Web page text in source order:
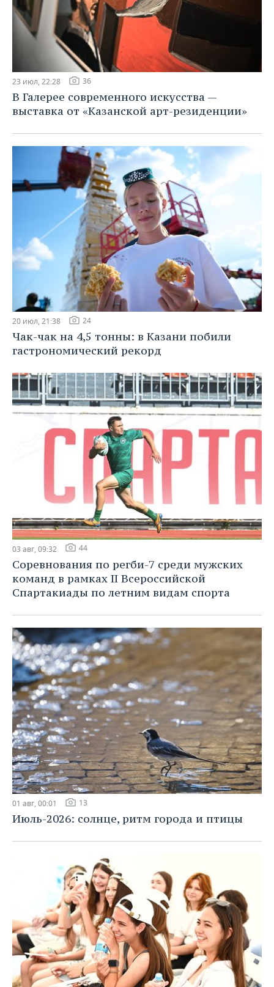
23 июл, 22:28 36
В Галерее современного искусства —
выставка от «Казанской арт-резиденции»
20 июл, 21:38 24
Чак-чак на 4,5 тонны: в Казани побили
гастрономический рекорд
03 авг, 09:32 44
Соревнования по регби-7 среди мужских
команд в рамках II Всероссийской
Спартакиады по летним видам спорта
01 авг, 00:01 13
Июль-2026: солнце, ритм города и птицы